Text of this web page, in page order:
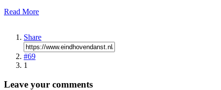
Read More
Share
#69
1
Leave your comments